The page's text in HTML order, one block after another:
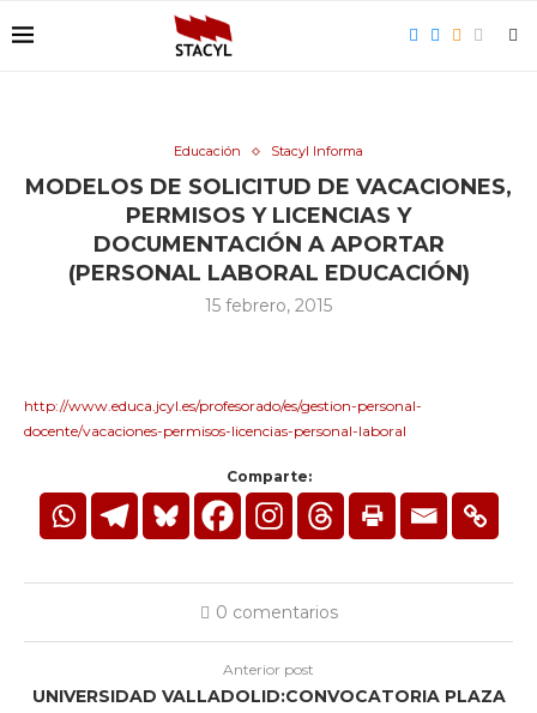
Educación Stacyl Informa
MODELOS DE SOLICITUD DE VACACIONES,
PERMISOS Y LICENCIAS Y
DOCUMENTACIÓN A APORTAR
(PERSONAL LABORAL EDUCACIÓN)
15 febrero, 2015
http://www.educa.jcyl.es/profesorado/es/gestion-personal-
docente/vacaciones-permisos-licencias-personal-laboral
Comparte:
0 comentarios
Anterior post
UNIVERSIDAD VALLADOLID:CONVOCATORIA PLAZA